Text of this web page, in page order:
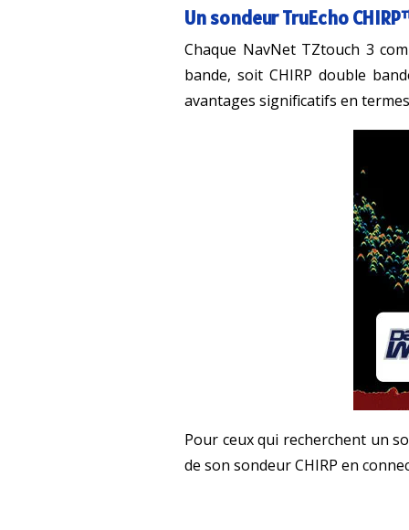
Un sondeur TruEcho CHIRP
Chaque NavNet TZtouch 3
bande, soit CHIRP double
avantages significatifs en
Pour ceux qui recherchent un
de son sondeur CHIRP en